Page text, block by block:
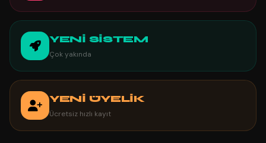
YENİ SİSTEM
Çok yakında
YENİ ÜYELİK
Ücretsiz hızlı kayıt